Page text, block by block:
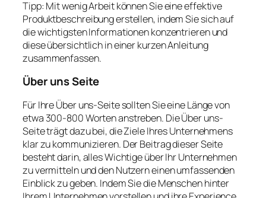
Tipp: Mit wenig Arbeit können Sie eine effektive
Produktbeschreibung erstellen, indem Sie sich auf
die wichtigsten Informationen konzentrieren und
diese übersichtlich in einer kurzen Anleitung
zusammenfassen.
Über uns Seite
Für Ihre Über uns-Seite sollten Sie eine Länge von
etwa 300-800 Worten anstreben. Die Über uns-
Seite trägt dazu bei, die Ziele Ihres Unternehmens
klar zu kommunizieren. Der Beitrag dieser Seite
besteht darin, alles Wichtige über Ihr Unternehmen
zu vermitteln und den Nutzern einen umfassenden
Einblick zu geben. Indem Sie die Menschen hinter